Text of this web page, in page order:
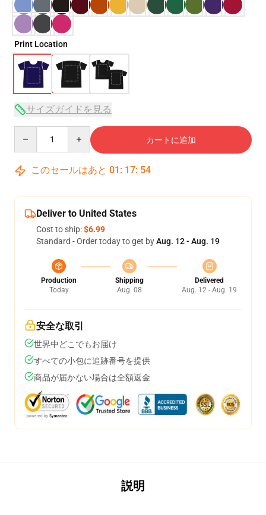
Print Location
サイズガイドを見る
カートに追加
このセールはあと 01 : 17: 54
Deliver to United States
Cost to ship:$6.99
Standard - Order today to get byAug. 12 - Aug. 19
Production
Today
Shipping
Aug. 08
Delivered
Aug. 12 - Aug. 19
安全な取引
世界中どこでもお届け
すべての小包に追跡番号を提供
商品が届かない場合は全額返金
説明